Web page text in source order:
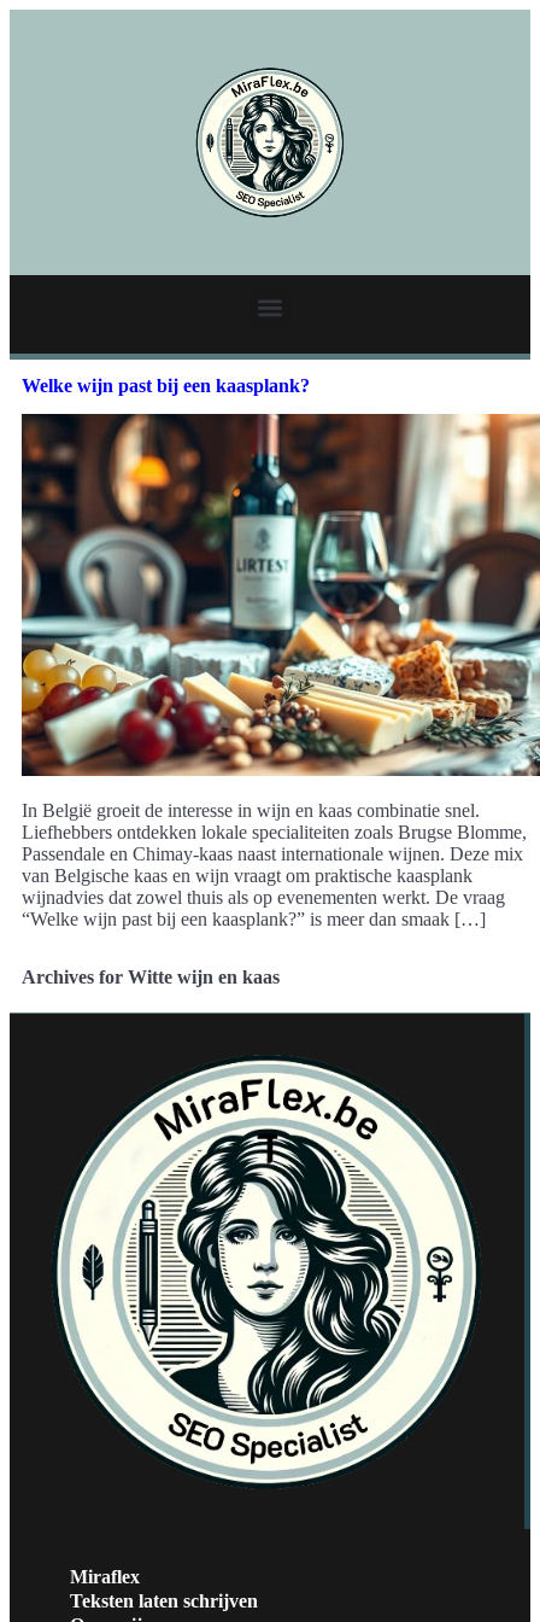
Welke wijn past bij een kaasplank?
In België groeit de interesse in wijn en kaas combinatie snel.
Liefhebbers ontdekken lokale specialiteiten zoals Brugse Blomme,
Passendale en Chimay-kaas naast internationale wijnen. Deze mix
van Belgische kaas en wijn vraagt om praktische kaasplank
wijnadvies dat zowel thuis als op evenementen werkt. De vraag
“Welke wijn past bij een kaasplank?” is meer dan smaak […]
Archives for Witte wijn en kaas
Miraflex
Teksten laten schrijven